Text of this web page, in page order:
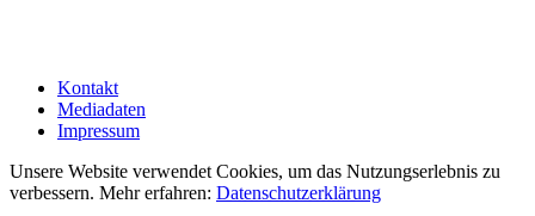
Kontakt
Mediadaten
Impressum
Unsere Website verwendet Cookies, um das Nutzungserlebnis zu
verbessern. Mehr erfahren: Datenschutzerklärung